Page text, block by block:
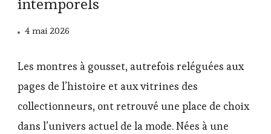
4 mai 2026
Les montres à gousset, autrefois reléguées aux
pages de l’histoire et aux vitrines des
collectionneurs, ont retrouvé une place de choix
dans l’univers actuel de la mode. Nées à une